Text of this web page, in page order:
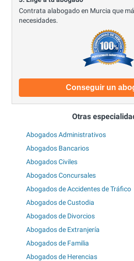
Contrata alabogado en Murcia que
necesidades.
Conseguir un
Otras
Abogados Administrativos
Abogados Bancarios
Abogados Civiles
Abogados Concursales
Abogados de Accidentes de Tráfico
Abogados de Custodia
Abogados de Divorcios
Abogados de Extranjería
Abogados de Familia
Abogados de Herencias